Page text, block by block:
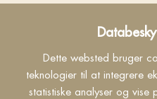
Dette websted bruger
teknologier til at integrere
statistiske analyser og vise